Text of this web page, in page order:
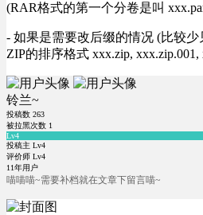
(RAR格式的第一个分卷是叫
- 如果是需要改后缀的情况 (比较少
ZIP的排序格式 xxx.zip, xxx.zip.001,
铃兰~
投稿数 263
被拉黑次数 1
Lv4
投稿主 Lv4
评价师 Lv4
11年用户
喵喵喵~需要补档就在文章下留言喵~